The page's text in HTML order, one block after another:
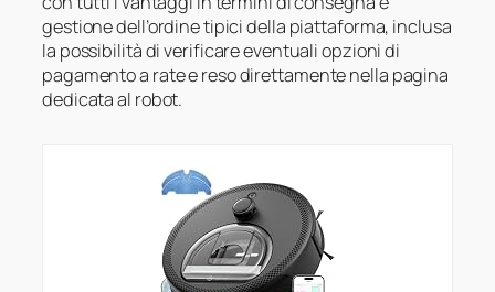
gestione dell’ordine tipici della piattaforma, inclusa
la possibilità di verificare eventuali opzioni di
pagamento a rate e reso direttamente nella pagina
dedicata al robot.